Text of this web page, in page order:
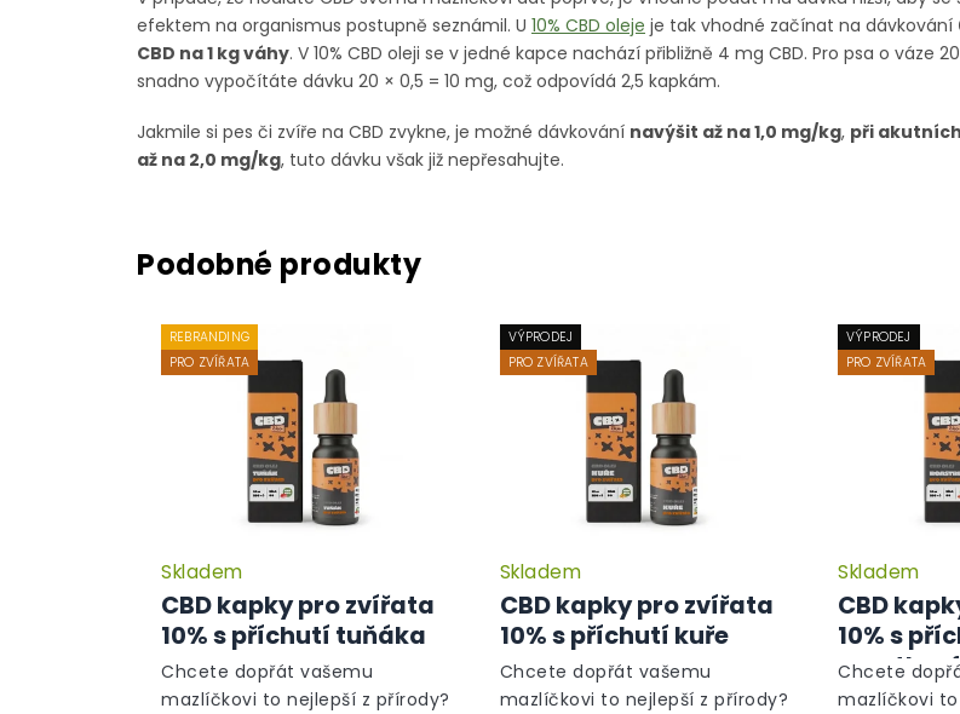
efektem na organismus postupně seznámil. U 10% CBD oleje je tak vhodné začínat na dávkování
CBD na 1 kg váhy. V 10% CBD oleji se v jedné kapce nachází přibližně 4 mg CBD. Pro psa o váze
snadno vypočítáte dávku 20 × 0,5 = 10 mg, což odpovídá 2,5 kapkám.
Jakmile si pes či zvíře na CBD zvykne, je možné dávkování navýšit až na 1,0 mg/kg, při
až na 2,0 mg/kg, tuto dávku však již nepřesahujte.
REBRANDING
PRO ZVÍŘATA
CBD kapky pro zvířata
10% s příchutí tuňáka
Skladem
Chcete dopřát vašemu
mazlíčkovi to nejlepší z přírody?
VÝPRODEJ
PRO ZVÍŘATA
CBD kapky pro zvířata
10% s příchutí kuře
Skladem
Chcete dopřát vašemu
mazlíčkovi to nejlepší z přírody?
VÝPRODEJ
PRO ZVÍŘATA
CBD
10% s
roastbeef
Skladem
Chcete
mazlíčkovi